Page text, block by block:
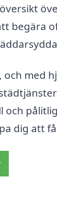
begära
med
dig att